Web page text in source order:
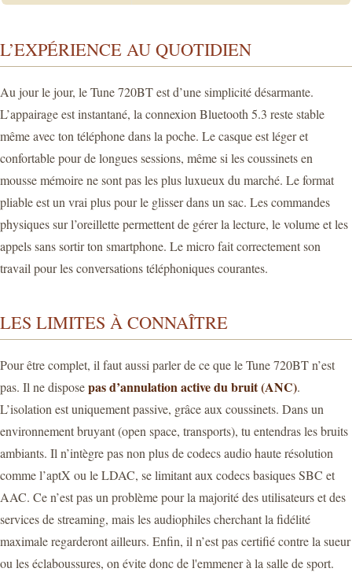
L’EXPÉRIENCE AU QUOTIDIEN
Au jour le jour, le Tune 720BT est d’une simplicité désarmante.
L’appairage est instantané, la connexion Bluetooth 5.3 reste stable
même avec ton téléphone dans la poche. Le casque est léger et
confortable pour de longues sessions, même si les coussinets en
mousse mémoire ne sont pas les plus luxueux du marché. Le format
pliable est un vrai plus pour le glisser dans un sac. Les commandes
physiques sur l’oreillette permettent de gérer la lecture, le volume et les
appels sans sortir ton smartphone. Le micro fait correctement son
travail pour les conversations téléphoniques courantes.
LES LIMITES À CONNAÎTRE
Pour être complet, il faut aussi parler de ce que le Tune 720BT n’est
pas. Il ne disposepas d’annulation active du bruit (ANC).
L’isolation est uniquement passive, grâce aux coussinets. Dans un
environnement bruyant (open space, transports), tu entendras les bruits
ambiants. Il n’intègre pas non plus de codecs audio haute résolution
comme l’aptX ou le LDAC, se limitant aux codecs basiques SBC et
AAC. Ce n’est pas un problème pour la majorité des utilisateurs et des
services de streaming, mais les audiophiles cherchant la fidélité
maximale regarderont ailleurs. Enfin, il n’est pas certifié contre la sueur
ou les éclaboussures, on évite donc de l'emmener à la salle de sport.